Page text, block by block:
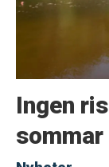
Ingen
sommar